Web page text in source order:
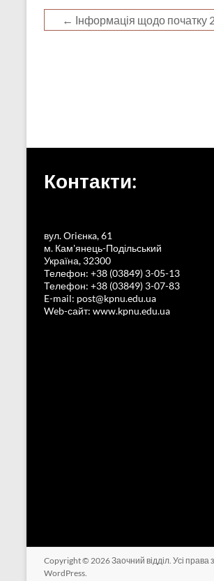
← Інформація щодо початку
Контакти:
вул. Огiєнкa, 61
м. Кам'янець-Подільський
Україна, 32300
Телефон: +38 (03849) 3-05-13
Телефон: +38 (03849) 3-07-83
E-mail: post@kpnu.edu.ua
Web-сайт: www.kpnu.edu.ua
Copyright © 2026Заочний відділ. Усі
WordPress.